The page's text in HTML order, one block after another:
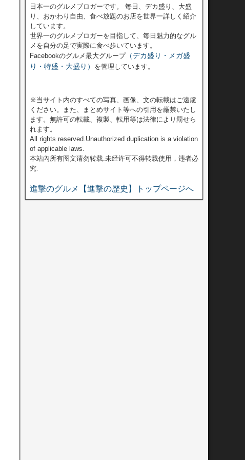
日本一のグルメブロガーです。 毎日、デカ盛り、大盛
り、おかわり自由、食べ放題のお店を世界一詳しく紹介
しています。
世界一のグルメブロガーを目指して、毎日魅力的なグル
メを自分の足で実際に食べ歩いています。
Facebookのグルメ最大グループ（デカ盛り・メガ盛
り・特盛・大盛り） を管理しています。
※当サイト内のすべての写真、画像、文の転載はご遠慮
ください。また、まとめサイト等への引用を厳禁いたし
ます。無許可の転載、複製、転用等は法律により罰せら
れます。
All rights reserved.Unauthorized duplication is a violation
of applicable laws.
本站內所有图文请勿转载.未经许可不得转载使用，违者必
究.
進撃のグルメ【進撃の歴史】トップページへ